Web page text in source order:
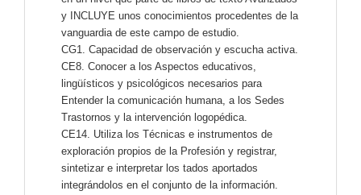
y INCLUYE unos conocimientos procedentes de la
vanguardia de este campo de estudio.
CG1. Capacidad de observación y escucha activa.
CE8. Conocer a los Aspectos educativos,
lingüísticos y psicológicos necesarios para
Entender la comunicación humana, a los Sedes
Trastornos y la intervención logopédica.
CE14. Utiliza los Técnicas e instrumentos de
exploración propios de la Profesión y registrar,
sintetizar e interpretar los tados aportados
integrándolos en el conjunto de la información.